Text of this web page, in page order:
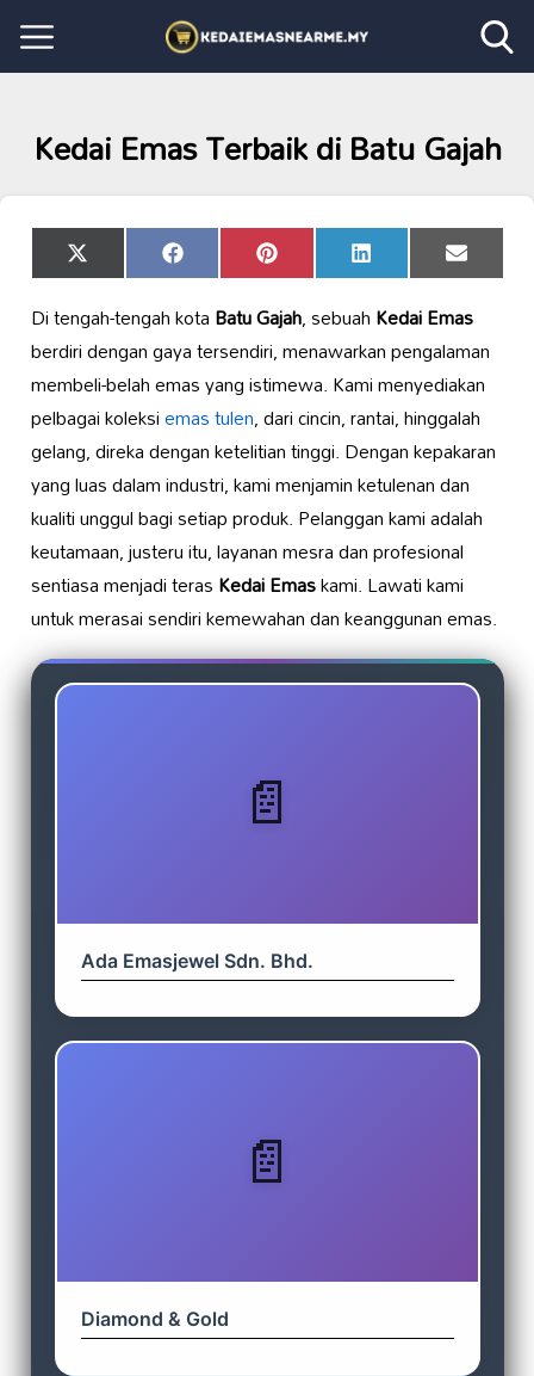
Kedai Emas Terbaik di Batu Gajah
Share
on
X
(Twitter)
Share
on
Facebook Share
on
Pinterest Share
on
LinkedIn Share
on
Email
Di tengah-tengah kotaBatu Gajah, sebuahKedai Emas
berdiri dengan gaya tersendiri, menawarkan pengalaman
membeli-belah emas yang istimewa. Kami menyediakan
pelbagai koleksiemas tulen, dari cincin, rantai, hinggalah
gelang, direka dengan ketelitian tinggi. Dengan kepakaran
yang luas dalam industri, kami menjamin ketulenan dan
kualiti unggul bagi setiap produk. Pelanggan kami adalah
keutamaan, justeru itu, layanan mesra dan profesional
sentiasa menjadi terasKedai Emaskami. Lawati kami
untuk merasai sendiri kemewahan dan keanggunan emas.
Ada Emasjewel Sdn. Bhd.
Diamond & Gold